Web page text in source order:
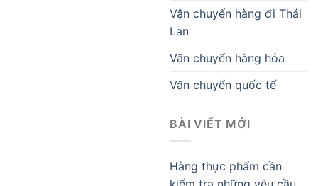
Vận chuyển hàng đi Thái
Lan
Vận chuyển hàng hóa
Vận chuyển quốc tế
BÀI VIẾT MỚI
Hàng thực phẩm cần